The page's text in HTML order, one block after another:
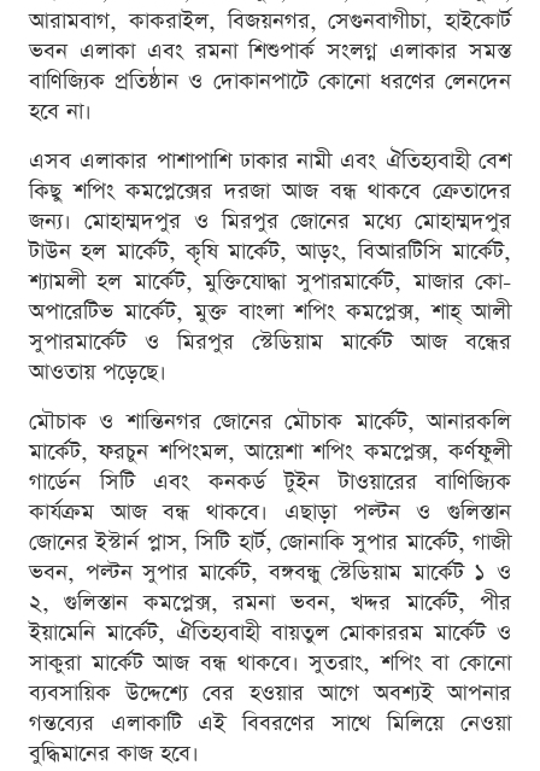
আরামবাগ, কাকরাইল, বিজয়নগর, সেগুনবাগীচা, হাইকোর্ট
ভবন এলাকা এবং রমনা শিশুপার্ক সংলগ্ন এলাকার সমস্ত
বাণিজ্যিক প্রতিষ্ঠান ও দোকানপাটে কোনো ধরণের লেনদেন
হবে না।
এসব এলাকার পাশাপাশি ঢাকার নামী এবং ঐতিহ্যবাহী বেশ
কিছু শপিং কমপ্লেক্সের দরজা আজ বন্ধ থাকবে ক্রেতাদের
জন্য। মোহাম্মদপুর ও মিরপুর জোনের মধ্যে মোহাম্মদপুর
টাউন হল মার্কেট, কৃষি মার্কেট, আড়ং, বিআরটিসি মার্কেট,
শ্যামলী হল মার্কেট, মুক্তিযোদ্ধা সুপারমার্কেট, মাজার কো-
অপারেটিভ মার্কেট, মুক্ত বাংলা শপিং কমপ্লেক্স, শাহ্ আলী
সুপারমার্কেট ও মিরপুর স্টেডিয়াম মার্কেট আজ বন্ধের
আওতায় পড়েছে।
মৌচাক ও শান্তিনগর জোনের মৌচাক মার্কেট, আনারকলি
মার্কেট, ফরচুন শপিংমল, আয়েশা শপিং কমপ্লেক্স, কর্ণফুলী
গার্ডেন সিটি এবং কনকর্ড টুইন টাওয়ারের বাণিজ্যিক
কার্যক্রম আজ বন্ধ থাকবে। এছাড়া পল্টন ও গুলিস্তান
জোনের ইস্টার্ন প্লাস, সিটি হার্ট, জোনাকি সুপার মার্কেট, গাজী
ভবন, পল্টন সুপার মার্কেট, বঙ্গবন্ধু স্টেডিয়াম মার্কেট ১ ও
২, গুলিস্তান কমপ্লেক্স, রমনা ভবন, খদ্দর মার্কেট, পীর
ইয়ামেনি মার্কেট, ঐতিহ্যবাহী বায়তুল মোকাররম মার্কেট ও
সাকুরা মার্কেট আজ বন্ধ থাকবে। সুতরাং, শপিং বা কোনো
ব্যবসায়িক উদ্দেশ্যে বের হওয়ার আগে অবশ্যই আপনার
গন্তব্যের এলাকাটি এই বিবরণের সাথে মিলিয়ে নেওয়া
বুদ্ধিমানের কাজ হবে।